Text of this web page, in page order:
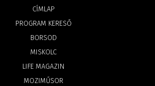
CÍMLAP
PROGRAM KERESŐ
BORSOD
MISKOLC
LIFE MAGAZIN
MOZIMŰSOR